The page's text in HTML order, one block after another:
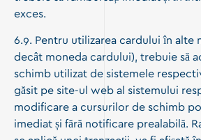
exces.
6.9. Pentru utilizarea cardului în alte
decât moneda cardului), trebuie să
schimb utilizat de sistemele
găsit pe site-ul web al sistemului
modificare a cursurilor de schimb
imediat și fără notificare prealabilă.